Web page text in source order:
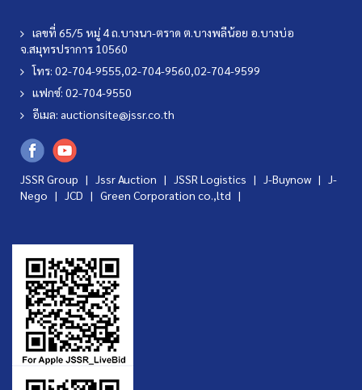
เลขที่ 65/5 หมู่ 4 ถ.บางนา-ตราด ต.บางพลีน้อย อ.บางบ่อ
จ.สมุทรปราการ 10560
โทร: 02-704-9555,02-704-9560,02-704-9599
แฟกซ์: 02-704-9550
อีเมล: auctionsite@jssr.co.th
JSSR Group | Jssr Auction | JSSR Logistics | J-Buynow | J-
Nego | JCD | Green Corporation co.,ltd |